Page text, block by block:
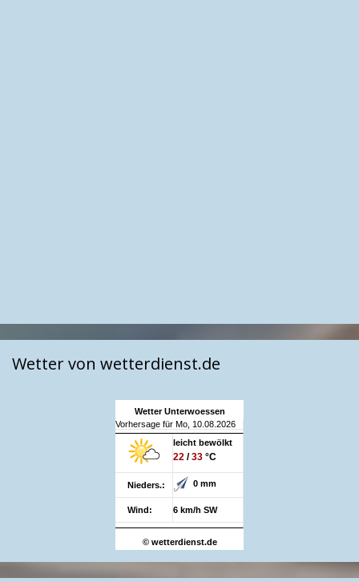
Wetter von wetterdienst.de
Wetter Unterwoessen
Vorhersage für Mo, 10.08.2026
leicht bewölkt
22 /33 °C
Nieders.: 0 mm
Wind: 6 km/h SW
© wetterdienst.de